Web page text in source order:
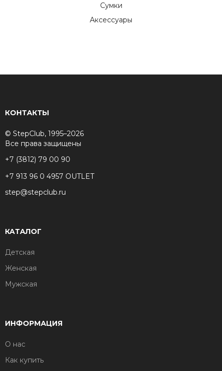
Сумки
Аксессуары
КОНТАКТЫ
© StepClub, 1995–2026
Все права защищены
+7 (3812) 79 00 90
+7 913 96 0 4957 OUTLET
step@stepclub.ru
КАТАЛОГ
Детская
Женская
Мужская
ИНФОРМАЦИЯ
О нас
Как купить